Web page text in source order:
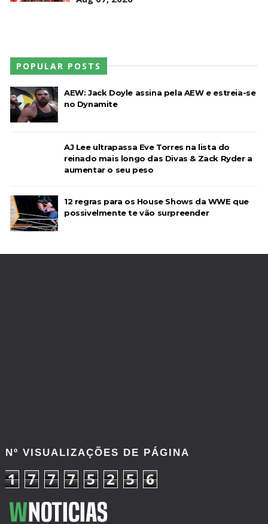
POPULAR POSTS
AEW: Jack Doyle assina pela AEW e estreia-se
no Dynamite
AJ Lee ultrapassa Eve Torres na lista do
reinado mais longo das Divas & Zack Ryder a
aumentar o seu peso
12 regras para os House Shows da WWE que
possivelmente te vão surpreender
Nº VISUALIZAÇÕES DE PÁGINA
1 7 7 7 5 2 5 6